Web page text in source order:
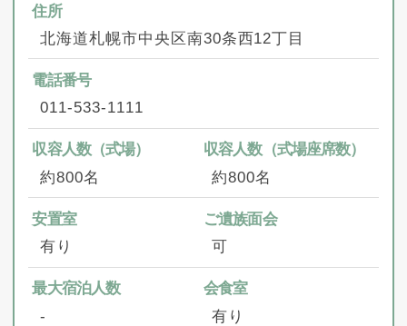
住所
北海道札幌市中央区南30条西12丁目
電話番号
011‑533‑1111
収容人数（式場）
約800名
収容人数（式場座席数）
約800名
安置室
有り
ご遺族面会
可
最大宿泊人数
‐
会食室
有り